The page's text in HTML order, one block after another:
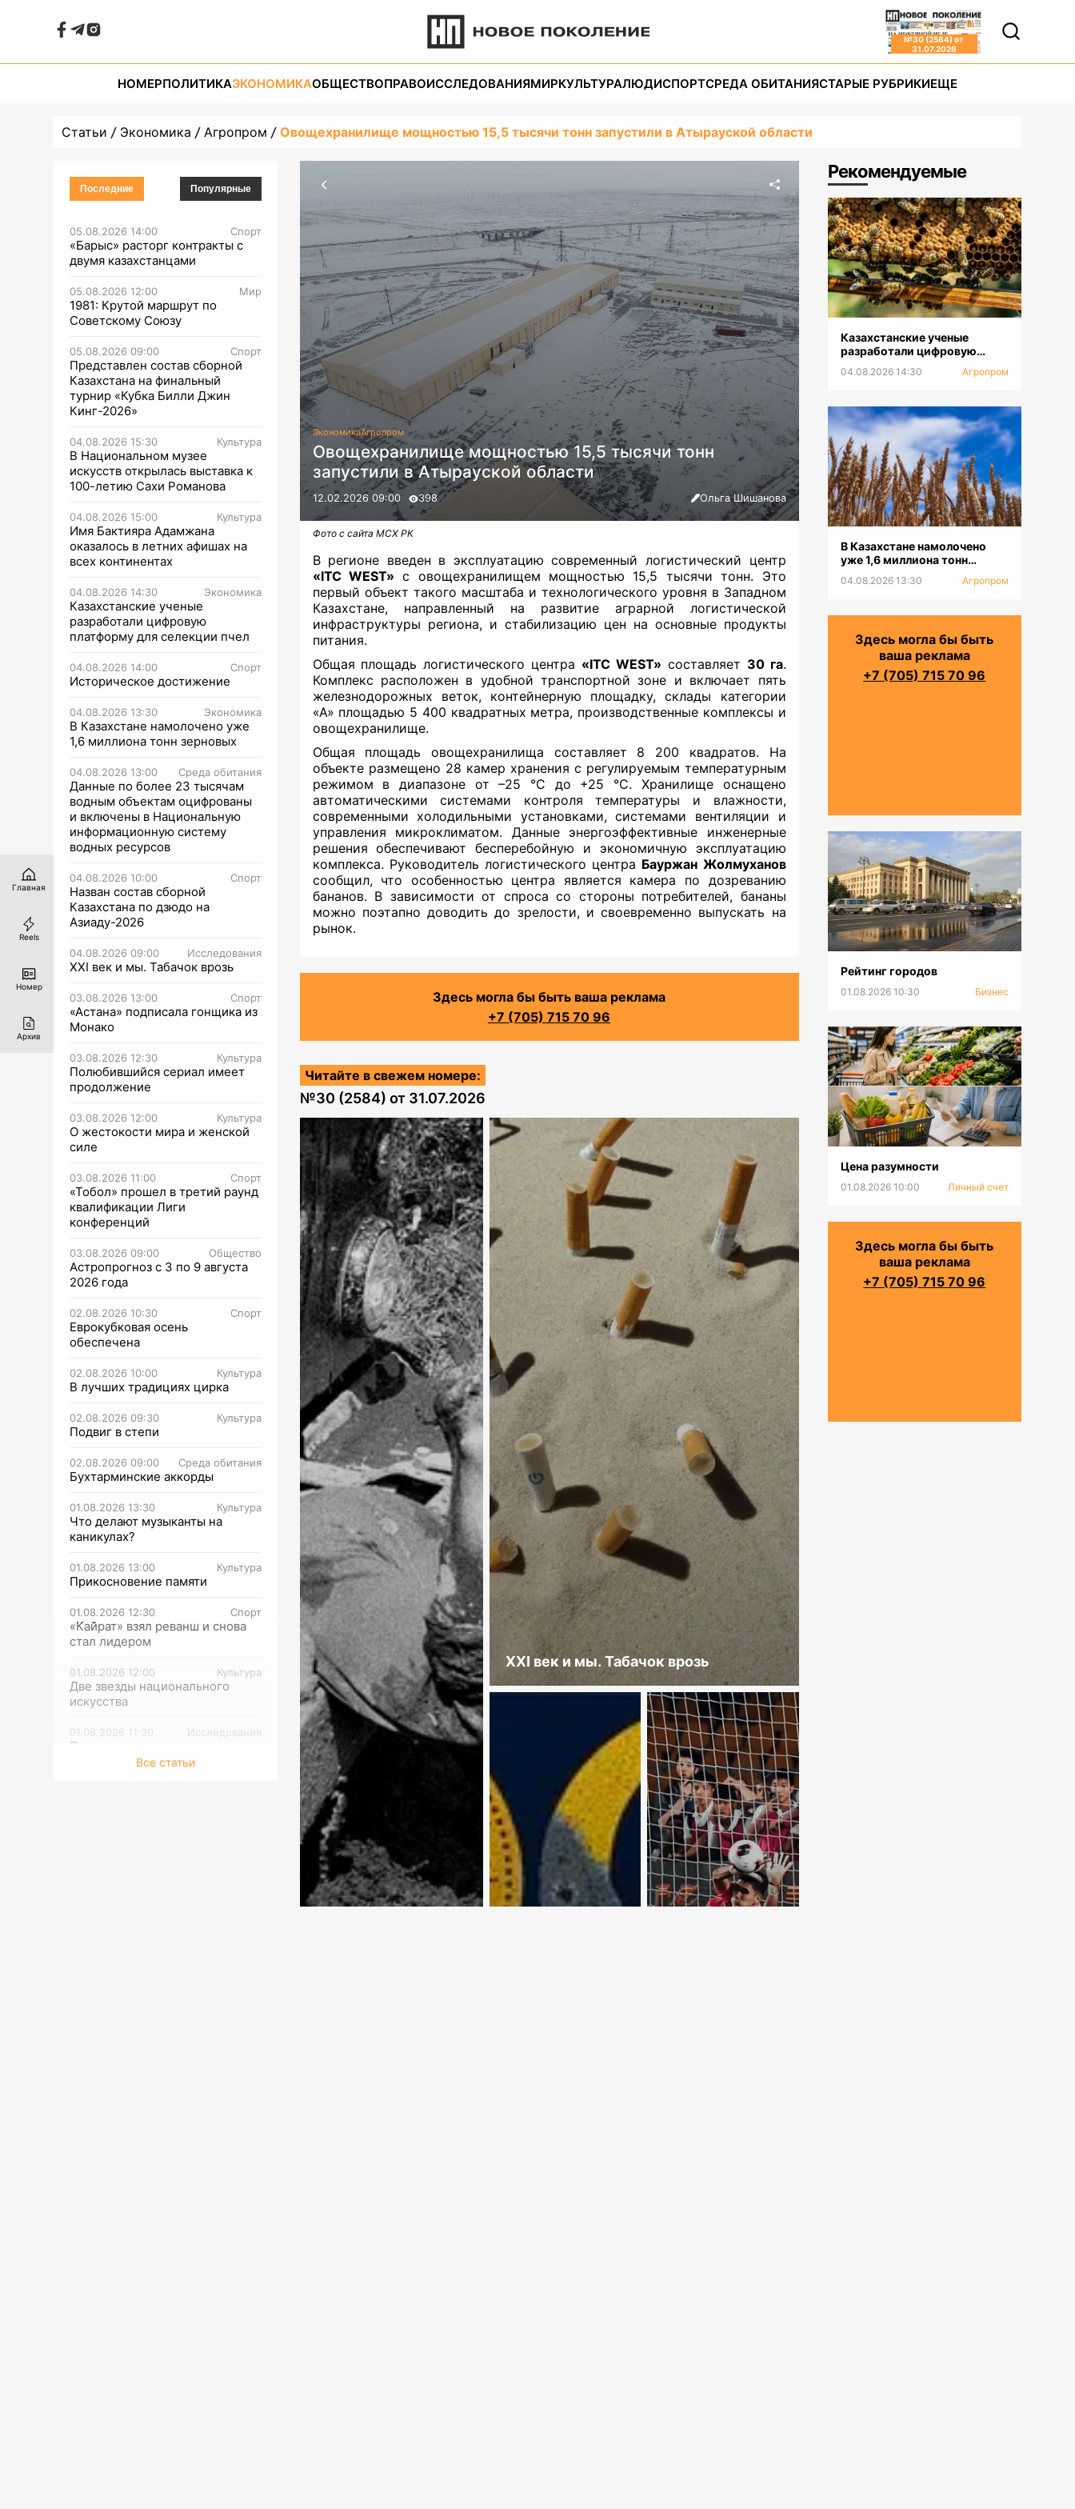
№30 (2584) от
31.07.2026
НОМЕРПОЛИТИКАЭКОНОМИКАОБЩЕСТВОПРАВОИССЛЕДОВАНИЯМИРКУЛЬТУРАЛЮДИСПОРТСРЕДА ОБИТАНИЯСТАРЫЕ РУБРИКИЕЩЕ
Статьи Экономика Агропром Овощехранилище мощностью 15,5 тысячи тонн запустили в Атырауской области
Последние Популярные
05.08.2026 14:00 Спорт
«Барыс» расторг контракты с
двумя казахстанцами
05.08.2026 12:00 Мир
1981: Крутой маршрут по
Советскому Союзу
05.08.2026 09:00 Спорт
Представлен состав сборной
Казахстана на финальный
турнир «Кубка Билли Джин
Кинг-2026»
04.08.2026 15:30 Культура
В Национальном музее
искусств открылась выставка к
100-летию Сахи Романова
04.08.2026 15:00 Культура
Имя Бактияра Адамжана
оказалось в летних афишах на
всех континентах
04.08.2026 14:30 Экономика
Казахстанские ученые
разработали цифровую
платформу для селекции пчел
04.08.2026 14:00 Спорт
Историческое достижение
04.08.2026 13:30 Экономика
В Казахстане намолочено уже
1,6 миллиона тонн зерновых
04.08.2026 13:00 Среда обитания
Данные по более 23 тысячам
водным объектам оцифрованы
и включены в Национальную
информационную систему
водных ресурсов
04.08.2026 10:00 Спорт
Назван состав сборной
Казахстана по дзюдо на
Азиаду-2026
04.08.2026 09:00 Исследования
XXI век и мы. Табачок врозь
03.08.2026 13:00 Спорт
«Астана» подписала гонщика из
Монако
03.08.2026 12:30 Культура
Полюбившийся сериал имеет
продолжение
03.08.2026 12:00 Культура
О жестокости мира и женской
силе
03.08.2026 11:00 Спорт
«Тобол» прошел в третий раунд
квалификации Лиги
конференций
03.08.2026 09:00 Общество
Астропрогноз с 3 по 9 августа
2026 года
02.08.2026 10:30 Спорт
Еврокубковая осень
обеспечена
02.08.2026 10:00 Культура
В лучших традициях цирка
02.08.2026 09:30 Культура
Подвиг в степи
02.08.2026 09:00 Среда обитания
Бухтарминские аккорды
01.08.2026 13:30 Культура
Что делают музыканты на
каникулах?
01.08.2026 13:00 Культура
Прикосновение памяти
01.08.2026 12:30 Спорт
«Кайрат» взял реванш и снова
стал лидером
01.08.2026 12:00 Культура
Две звезды национального
искусства
01.08.2026 11:30 Исследования
Простор уязвимости
Все статьи
ЭкономикаАгропром
Овощехранилище мощностью 15,5 тысячи тонн
запустили в Атырауской области
12.02.2026 09:00 398 Ольга Шишанова
Фото с сайта МСХ РК
В регионе введен в эксплуатацию современный логистический центр
«ITC WEST» с овощехранилищем мощностью 15,5 тысячи тонн. Это
первый объект такого масштаба и технологического уровня в Западном
Казахстане, направленный на развитие аграрной логистической
инфраструктуры региона, и стабилизацию цен на основные продукты
питания.
Общая площадь логистического центра «ITC WEST» составляет 30 га.
Комплекс расположен в удобной транспортной зоне и включает пять
железнодорожных веток, контейнерную площадку, склады категории
«А» площадью 5 400 квадратных метра, производственные комплексы и
овощехранилище.
Общая площадь овощехранилища составляет 8 200 квадратов. На
объекте размещено 28 камер хранения с регулируемым температурным
режимом в диапазоне от –25 °C до +25 °C. Хранилище оснащено
автоматическими системами контроля температуры и влажности,
современными холодильными установками, системами вентиляции и
управления микроклиматом. Данные энергоэффективные инженерные
решения обеспечивают бесперебойную и экономичную эксплуатацию
комплекса. Руководитель логистического центра Бауржан Жолмуханов
сообщил, что особенностью центра является камера по дозреванию
бананов. В зависимости от спроса со стороны потребителей, бананы
можно поэтапно доводить до зрелости, и своевременно выпускать на
рынок.
Здесь могла бы быть ваша реклама
+7 (705) 715 70 96
Читайте в свежем номере:
№30 (2584) от 31.07.2026
XXI век и мы. Табачок врозь
Рекомендуемые
Казахстанские ученые
разработали цифровую
пчел
04.08.2026 14:30 Агропром
В Казахстане намолочено
уже 1,6 миллиона тонн
04.08.2026 13:30 Агропром
Здесь могла бы быть
ваша реклама
+7 (705) 715 70 96
Рейтинг городов
01.08.2026 10:30 Бизнес
Цена разумности
01.08.2026 10:00 Личный счет
Здесь могла бы быть
ваша реклама
+7 (705) 715 70 96
Главная
Reels
Номер
Архив